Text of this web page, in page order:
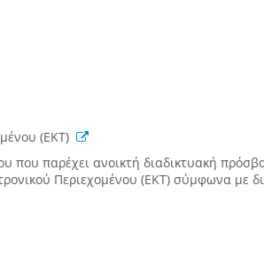
(ΕΚΤ)
παρέχει ανοικτή διαδικτυακή
Περιεχομένου (ΕΚΤ) σύμφωνα με